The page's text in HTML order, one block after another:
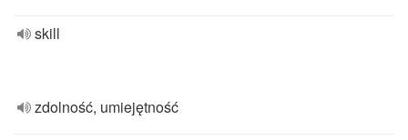
skill
zdolność, umiejętność